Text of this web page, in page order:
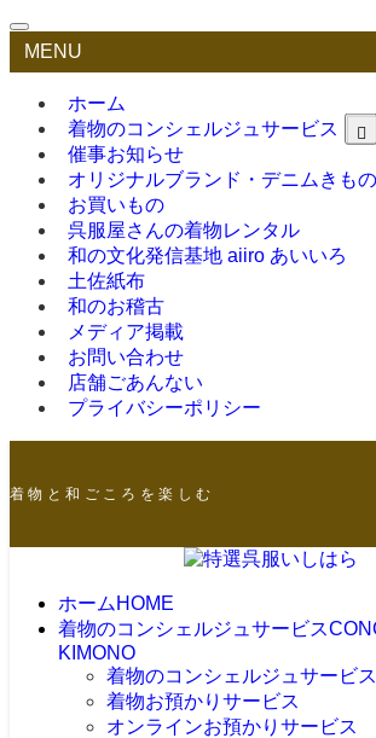
MENU
ホーム
着物のコンシェルジュサービス
催事お知らせ
オリジナルブランド・デニムきも
お買いもの
呉服屋さんの着物レンタル
和の文化発信基地 aiiro あいいろ
土佐紙布
和のお稽古
メディア掲載
お問い合わせ
店舗ごあんない
プライバシーポリシー
着 物 と 和 ご こ ろ を 楽 し む
ホーム HOME
着物のコンシェルジュサービス
KIMONO
着物のコンシェルジュサービス
着物お預かりサービス
オンラインお預かりサービス